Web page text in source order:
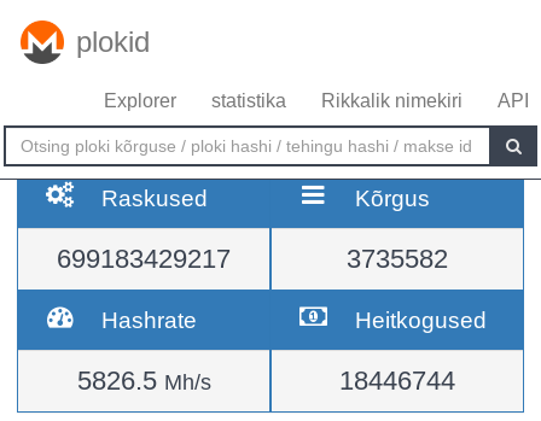
plokid
Explorer statistika Rikkalik nimekiri API
Raskused
699183429217
Kõrgus
3735582
Hashrate
5826.5 Mh/s
Heitkogused
18446744